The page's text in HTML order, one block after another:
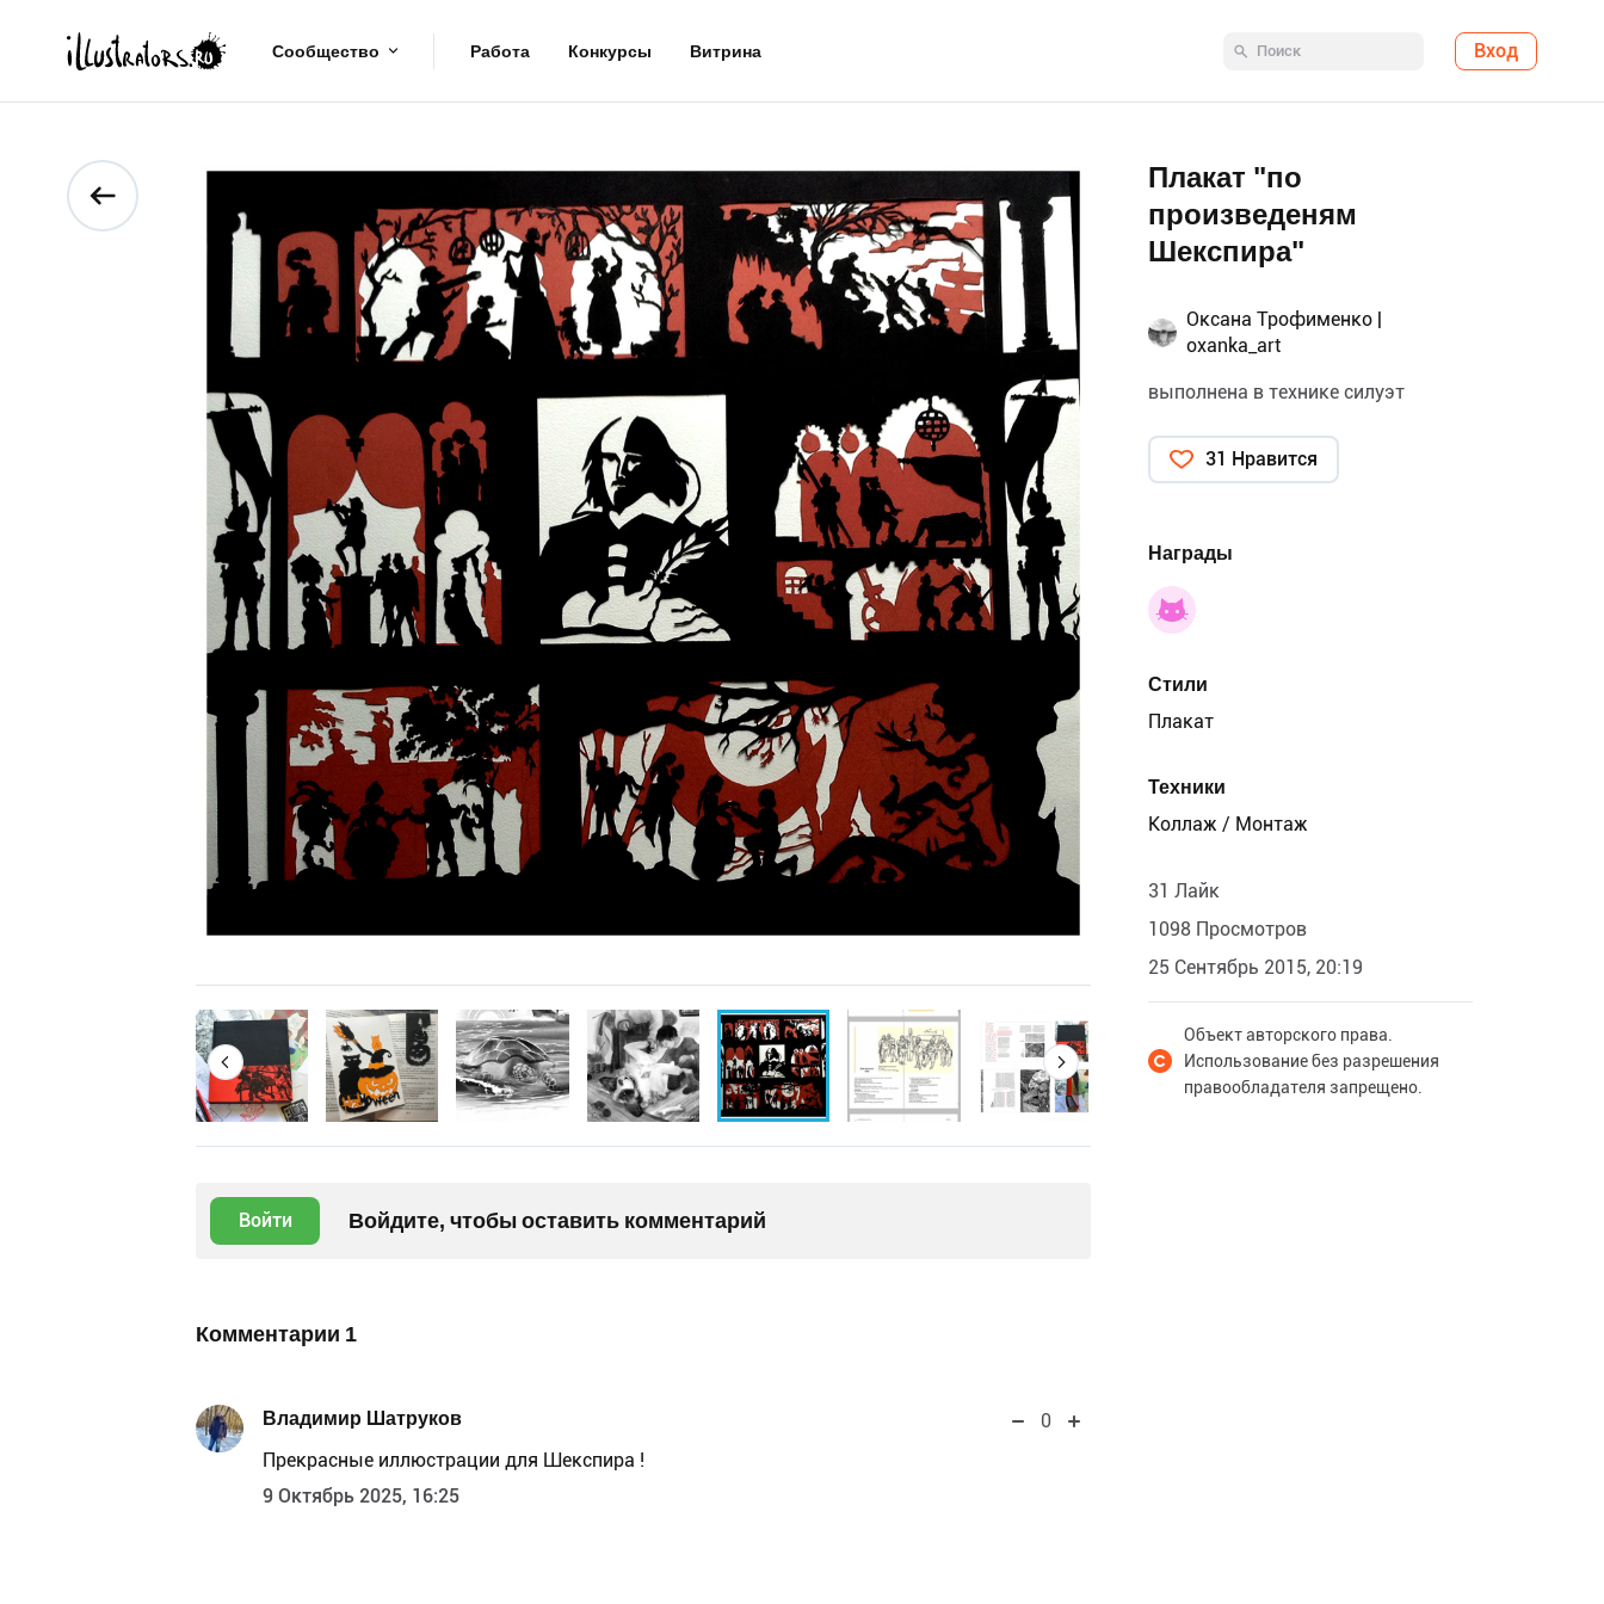
Сообщество Работа Конкурсы Витрина Вход
Войти Войдите, чтобы оставить комментарий
Комментарии 1
Владимир Шатруков
0
Прекрасные иллюстрации для Шекспира !
9 Октябрь 2025, 16:25
Плакат "по
произведеням
Шекспира"
Оксана Трофименко |
oxanka_art
выполнена в технике силуэт
31 Нравится
Награды
Стили
Плакат
Техники
Коллаж / Монтаж
31 Лайк
1098 Просмотров
25 Сентябрь 2015, 20:19
Объект авторского права.
Использование без разрешения
правообладателя запрещено.